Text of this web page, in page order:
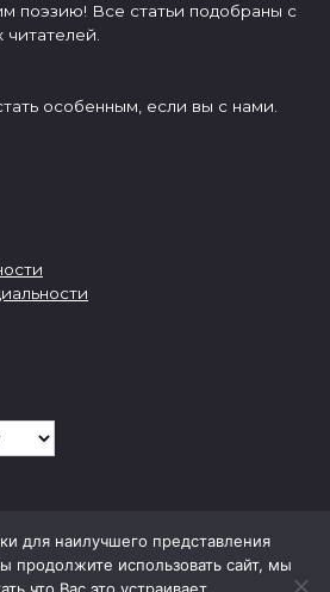
поэзию! Все статьи подобраны с
особенным, если вы с нами.
для наилучшего представления
продолжите использовать сайт, мы